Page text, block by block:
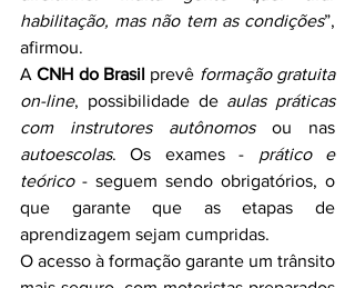
habilitação, mas não tem as condições”,
afirmou.
A CNH do Brasil prevê formação gratuita
on-line, possibilidade de aulas práticas
com instrutores autônomos
autoescolas. Os exames - prático e
teórico - seguem sendo obrigatórios, o
que garante que as etapas de
aprendizagem sejam cumpridas.
O acesso à formação garante um trânsito